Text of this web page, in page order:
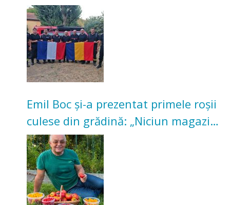
incendii de vegetație și pădure
Emil Boc și-a prezentat primele roșii
culese din grădină: „Niciun magazin
nu poate oferi această satisfacție”